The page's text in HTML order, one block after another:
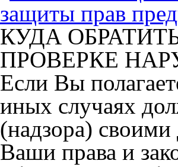
защиты прав
КУДА
ПРОВЕРКЕ
Если Вы
иных случаях
(надзора)
Ваши права и